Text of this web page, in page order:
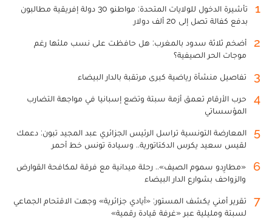
1
تأشيرة الدخول للولايات المتحدة: مواطنو 30 دولة إفريقية مطالبون
بدفع كفالة تصل إلى 20 ألف دولار
2
أضخم ثلاثة سدود بالمغرب: هل حافظت على نسب ملئها رغم
موجات الحر الصيفية؟
3 تفاصيل منشأة رياضية كبرى مرتقبة بالدار البيضاء
4
حرب الأرقام تعمق أزمة سبتة وتضع إسبانيا في مواجهة التضارب
المؤسساتي
5
المعارضة التونسية تراسل الرئيس الجزائري عبد المجيد تبون: دعمك
لقيس سعيد يكرس الدكتاتورية.. وسيادة تونس خط أحمر
6
«مطارِدو سموم الصيف».. رحلة ميدانية مع فرقة لمكافحة القوارض
والزواحف بشوارع الدار البيضاء
7
تقرير أمني يكشف المستور: «أيادي جزائرية» وجهت الاقتحام الجماعي
لسبتة ومليلية عبر «غرفة قيادة رقمية»